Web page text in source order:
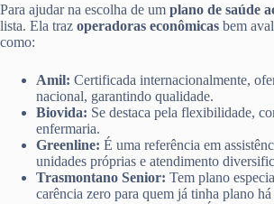
Para ajudar na escolha de um plano de saúde
lista. Ela traz operadoras econômicas bem
como:
Amil: Certificada internacionalmente,
nacional, garantindo qualidade.
Biovida: Se destaca pela flexibilidade,
enfermaria.
Greenline: É uma referência em
unidades próprias e atendimento
Trasmontano Senior: Tem plano
carência zero para quem já tinha plano há